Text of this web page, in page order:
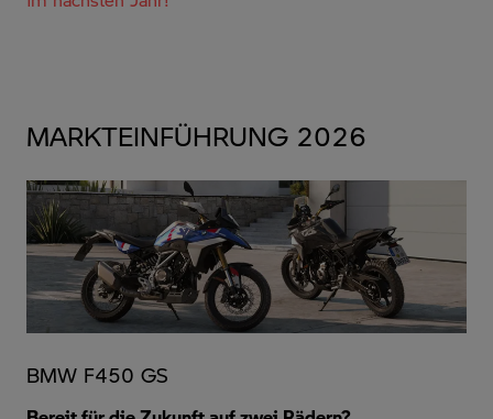
MARKTEINFÜHRUNG 2026
BMW F450 GS